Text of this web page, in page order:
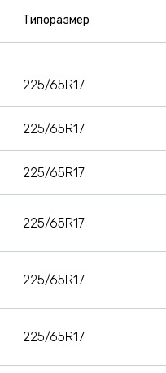
Типоразмер
225/65R17
225/65R17
225/65R17
225/65R17
225/65R17
225/65R17